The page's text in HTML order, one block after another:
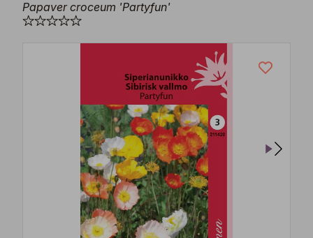
Papaver croceum 'Partyfun'